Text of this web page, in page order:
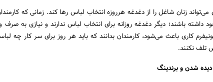
می‌تواند زنان شاغل را از دغدغه هرروزه انتخاب لباس رها کند. زمانی که
داشته باشند؛ دیگر دغدغه روزانه برای انتخاب لباس ندارند و نیازی به صرف
کاری باعث می‌شود، کارمندان بدانند که باید هر روز برای سر کار چه
تلف نکنند.
شدن و برندینگ